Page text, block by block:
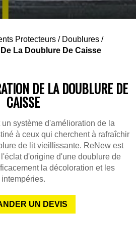
Protecteurs / Doublures /
La Doublure De Caisse
DE LA DOUBLURE DE
CAISSE
système d'amélioration de la
à ceux qui cherchent à rafraîchir
de lit vieillissante. ReNew est
d'origine d'une doublure de
la décoloration et les
intempéries.
UN DEVIS